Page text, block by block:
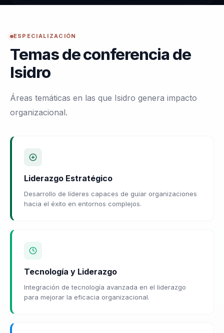
ESPECIALIZACIÓN
Temas de conferencia de
Isidro
Áreas temáticas en las que Isidro genera impacto
organizacional.
Liderazgo Estratégico
Desarrollo de líderes capaces de guiar organizaciones
hacia el éxito en entornos complejos.
Tecnología y Liderazgo
Integración de tecnología avanzada en el liderazgo
para mejorar la eficacia organizacional.